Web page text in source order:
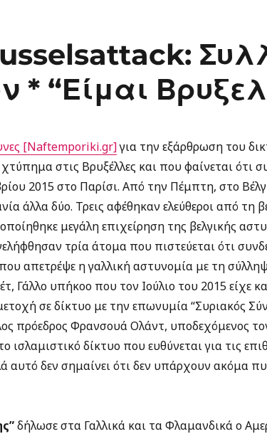
* “Είμαι
[Naftemporiki.gr]για την εξάρθρωση του
στις Βρυξέλλες και που φαίνεται ότι
2015 στο Παρίσι. Από την Πέμπτη, στο
άλλα δύο. Τρεις αφέθηκαν ελεύθεροι από τη
μεγάλη επιχείρηση της βελγικής
τρία άτομα που πιστεύεται ότι
απετρέψε η γαλλική αστυνομία με τη
Γάλλο υπήκοο που τον Ιούλιο του 2015 είχε
σε δίκτυο με την επωνυμία “Συριακός
πρόεδρος Φρανσουά Ολάντ, υποδεχόμενος
δίκτυο που ευθύνεται για τις
αυτό δεν σημαίνει ότι δεν υπάρχουν ακόμα
δήλωσε στα Γαλλικά και τα Φλαμανδικά ο